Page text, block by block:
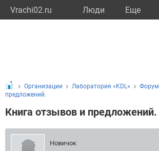
Vrachi02.ru Люди Eще
Организации Лаборатория «KDL» Форум
предложений.
Книга отзывов и предложений.
Новичок